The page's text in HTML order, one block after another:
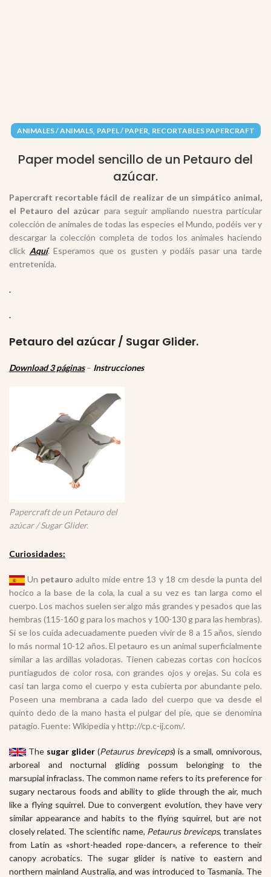
ANIMALES / ANIMALS, PAPEL / PAPER, RECORTABLES PAPERCRAFT
Paper model sencillo de un Petauro del
azúcar.
Papercraft recortable fácil de realizar de un simpático animal,
el Petauro del azúcar para seguir ampliando nuestra particular
colección de animales de todas las especies el Mundo, podéis ver y
descargar la colección completa de todos los animales haciendo
click Aquí. Esperamos que os gusten y podáis pasar una tarde
entretenida.
.
.
Petauro del azúcar / Sugar Glider.
Download 3 páginas– Instrucciones
Papercraft de un Petauro del
azúcar / Sugar Glider.
Curiosidades:
Un petauro adulto mide entre 13 y 18 cm desde la punta del
hocico a la base de la cola, la cual a su vez es tan larga como el
cuerpo. Los machos suelen ser algo más grandes y pesados que las
hembras (115-160 g para los machos y 100-130 g para las hembras).
Si se los cuida adecuadamente pueden vivir de 8 a 15 años, siendo
lo más normal 10-12 años. El petauro es un animal superficialmente
similar a las ardillas voladoras. Tienen cabezas cortas con hocicos
puntiagudos de color rosa, con grandes ojos y orejas. Su cola es
casi tan larga como el cuerpo y esta cubierta por abundante pelo.
Poseen una membrana a cada lado del cuerpo que va desde el
quinto dedo de la mano hasta el pulgar del pie, que se denomina
patagio. Fuente: Wikipedia y http://cp.c-ij.com/.
The sugar glider (Petaurus breviceps) is a small, omnivorous,
arboreal and nocturnal gliding possum belonging to the
marsupial infraclass. The common name refers to its preference for
sugary nectarous foods and ability to glide through the air, much
like a flying squirrel. Due to convergent evolution, they have very
similar appearance and habits to the flying squirrel, but are not
closely related. The scientific name, Petaurus breviceps, translates
from Latin as «short-headed rope-dancer», a reference to their
canopy acrobatics. The sugar glider is native to eastern and
northern mainland Australia, and was introduced to Tasmania. The